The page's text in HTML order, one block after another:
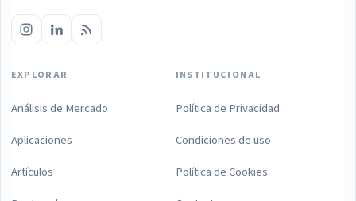
EXPLORAR
Análisis de Mercado
Aplicaciones
Artículos
INSTITUCIONAL
Política de Privacidad
Condiciones de uso
Política de Cookies